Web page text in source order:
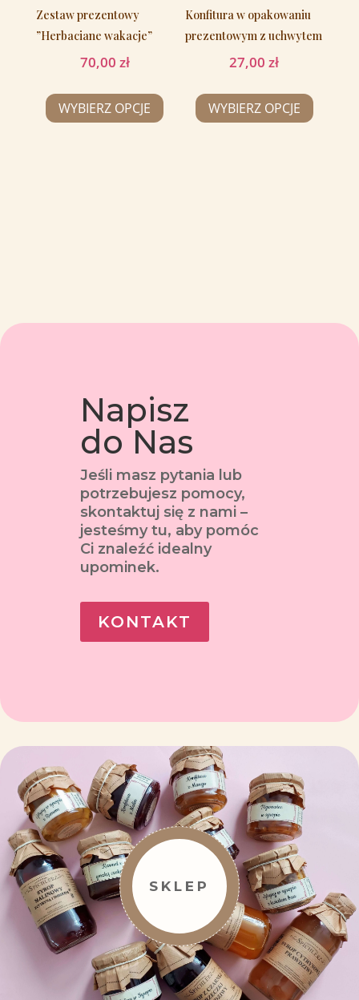
Zestaw prezentowy
”Herbaciane wakacje”
70,00 zł
WYBIERZ OPCJE
Konfitura w opakowaniu
prezentowym z uchwytem
27,00zł
WYBIERZ OPCJE
Napisz
do Nas
Jeśli masz pytania lub
potrzebujesz pomocy,
skontaktuj się z nami –
jesteśmy tu, aby pomóc
Ci znaleźć idealny
upominek.
KONTAKT
SKLEP